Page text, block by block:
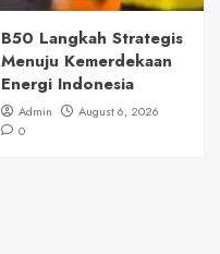
B50 Langkah Strategis
Menuju Kemerdekaan
Energi Indonesia
Admin
August 6, 2026
0